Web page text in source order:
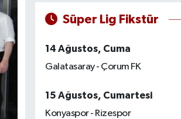
Süper Lig Fikstür
14 Ağustos, Cuma
Galatasaray - Çorum FK
15 Ağustos, Cumartesi
Konyaspor - Rizespor